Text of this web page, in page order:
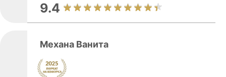
9.4
Механа Ванита